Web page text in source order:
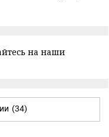
на наши
(34)